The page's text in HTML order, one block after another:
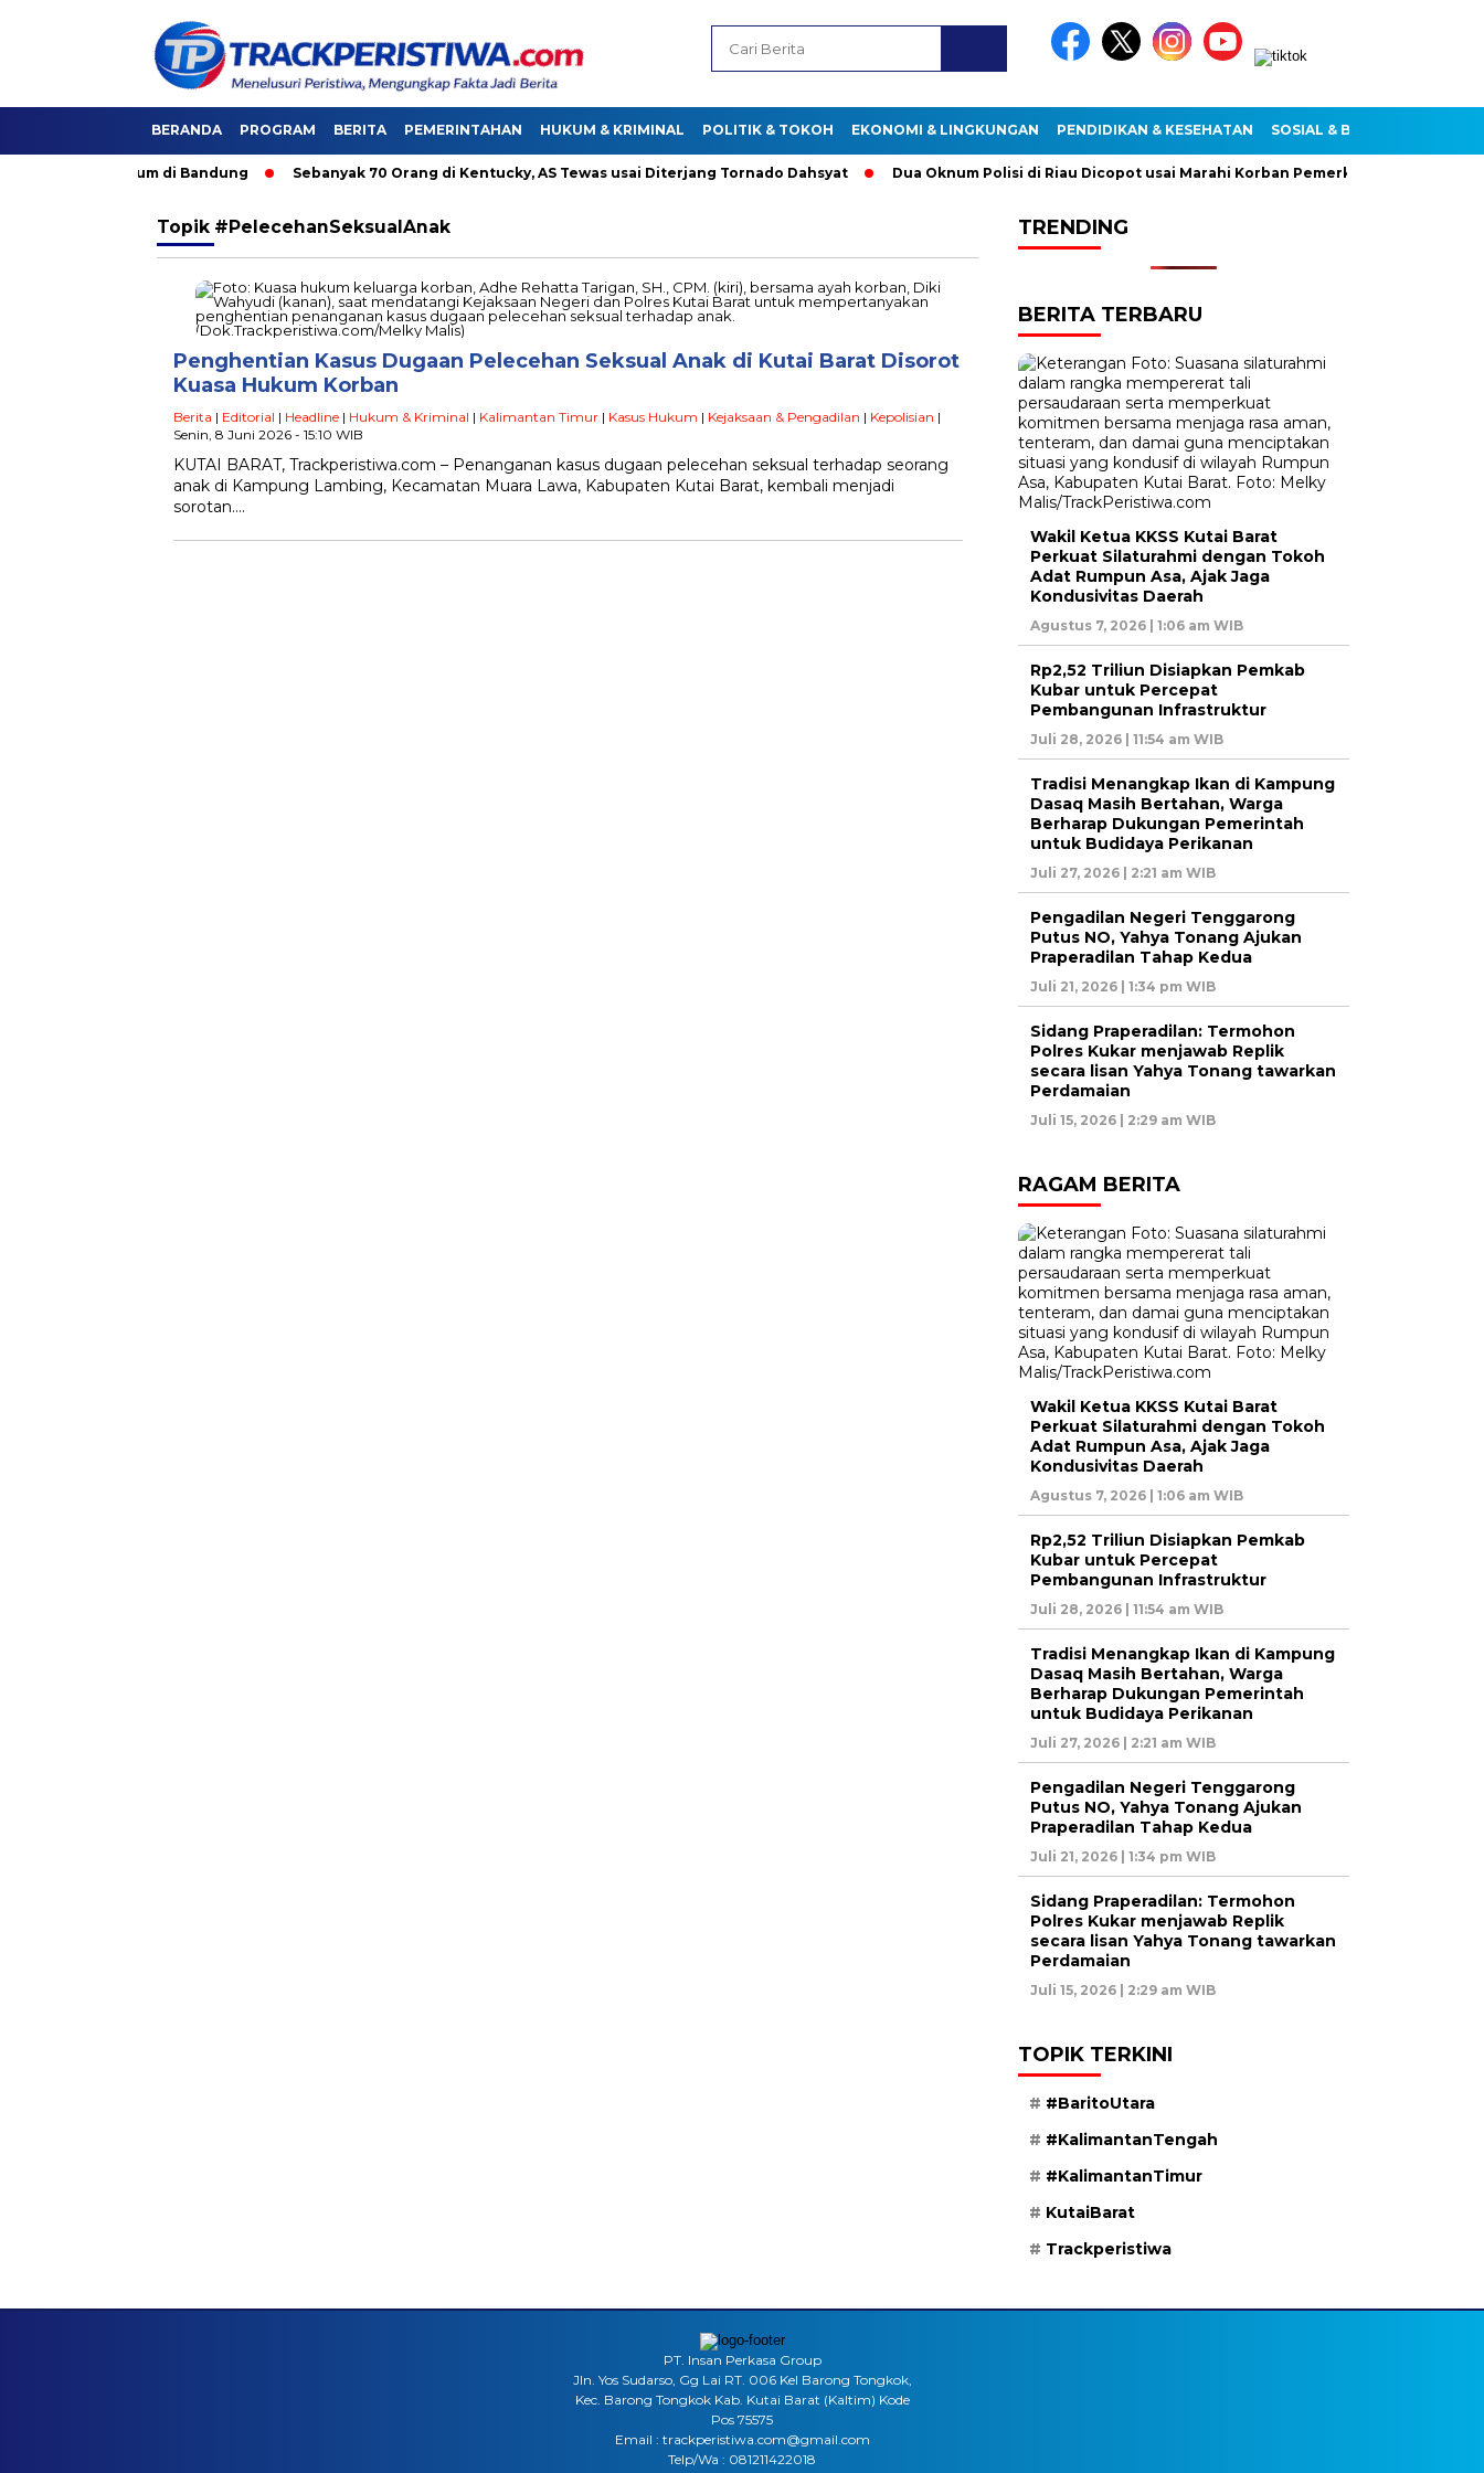
BERANDA PROGRAM BERITA PEMERINTAHAN HUKUM & KRIMINAL POLITIK & TOKOH EKONOMI & LINGKUNGAN PENDIDIKAN & KESEHATAN SOSIAL & BUDAYA
Umum di Bandung Sebanyak 70 Orang di Kentucky, AS Tewas usai Diterjang Tornado Dahsyat Dua Oknum Polisi di Riau Dicopot usai Marahi Korban Pemerkosaan
Topik #PelecehanSeksualAnak
Penghentian Kasus Dugaan Pelecehan Seksual Anak di Kutai Barat Disorot
Kuasa Hukum Korban
Berita | Editorial | Headline | Hukum & Kriminal | Kalimantan Timur | Kasus Hukum | Kejaksaan & Pengadilan | Kepolisian |
Senin, 8 Juni 2026 - 15:10 WIB
KUTAI BARAT, Trackperistiwa.com – Penanganan kasus dugaan pelecehan seksual terhadap seorang
anak di Kampung Lambing, Kecamatan Muara Lawa, Kabupaten Kutai Barat, kembali menjadi
sorotan….
TRENDING
BERITA TERBARU
Wakil Ketua KKSS Kutai Barat
Perkuat Silaturahmi dengan Tokoh
Adat Rumpun Asa, Ajak Jaga
Kondusivitas Daerah
Agustus 7, 2026 | 1:06 am WIB
Rp2,52 Triliun Disiapkan Pemkab
Kubar untuk Percepat
Pembangunan Infrastruktur
Juli 28, 2026 | 11:54 am WIB
Tradisi Menangkap Ikan di Kampung
Dasaq Masih Bertahan, Warga
Berharap Dukungan Pemerintah
untuk Budidaya Perikanan
Juli 27, 2026 | 2:21 am WIB
Pengadilan Negeri Tenggarong
Putus NO, Yahya Tonang Ajukan
Praperadilan Tahap Kedua
Juli 21, 2026 | 1:34 pm WIB
Sidang Praperadilan: Termohon
Polres Kukar menjawab Replik
secara lisan Yahya Tonang tawarkan
Perdamaian
Juli 15, 2026 | 2:29 am WIB
RAGAM BERITA
Wakil Ketua KKSS Kutai Barat
Perkuat Silaturahmi dengan Tokoh
Adat Rumpun Asa, Ajak Jaga
Kondusivitas Daerah
Agustus 7, 2026 | 1:06 am WIB
Rp2,52 Triliun Disiapkan Pemkab
Kubar untuk Percepat
Pembangunan Infrastruktur
Juli 28, 2026 | 11:54 am WIB
Tradisi Menangkap Ikan di Kampung
Dasaq Masih Bertahan, Warga
Berharap Dukungan Pemerintah
untuk Budidaya Perikanan
Juli 27, 2026 | 2:21 am WIB
Pengadilan Negeri Tenggarong
Putus NO, Yahya Tonang Ajukan
Praperadilan Tahap Kedua
Juli 21, 2026 | 1:34 pm WIB
Sidang Praperadilan: Termohon
Polres Kukar menjawab Replik
secara lisan Yahya Tonang tawarkan
Perdamaian
Juli 15, 2026 | 2:29 am WIB
TOPIK TERKINI
#BaritoUtara
#KalimantanTengah
#KalimantanTimur
KutaiBarat
Trackperistiwa
PT. Insan Perkasa Group
Jln. Yos Sudarso, Gg Lai RT. 006 Kel Barong Tongkok,
Kec. Barong Tongkok Kab. Kutai Barat (Kaltim) Kode
Pos 75575
Email : trackperistiwa.com@gmail.com
Telp/Wa : 081211422018